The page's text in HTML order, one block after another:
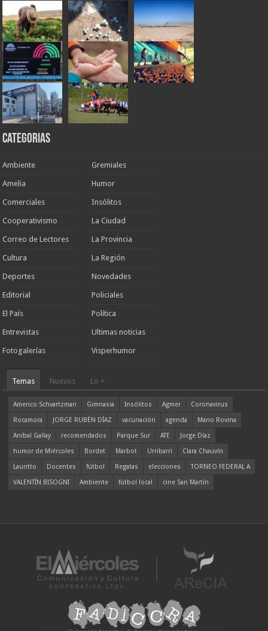
Categorias
Ambiente
Amelia
Comerciales
Cooperativismo
Correo de Lectores
Cultura
Deportes
Editorial
El País
Entrevistas
Fotogalerías
Gremiales
Humor
Insólitos
La Ciudad
La Provincia
La Región
Novedades
Policiales
Política
Ultimas noticias
Visperhumor
Temas Nuevos Lo +
Americo Schvartzman Gimnasia Insólitos Agmer
Coronavirus
Rocamora
JORGE RUBÉN DÍAZ vacunación agenda
Mario Rovina
Aníbal Gallay
recomendados Parque Sur ATE
Jorge Díaz
humor de Miércoles
Bordet Marbot Urribarri
Clara Chauvín
Lauritto
Docentes fútbol Regatas elecciones
TORNEO FEDERAL A
VALENTÍN BISOGNI
Ambiente fútbol local cine San Martín